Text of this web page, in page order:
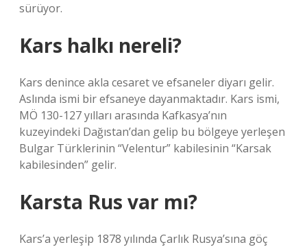
sürüyor.
Kars halkı nereli?
Kars denince akla cesaret ve efsaneler diyarı gelir.
Aslında ismi bir efsaneye dayanmaktadır. Kars ismi,
MÖ 130-127 yılları arasında Kafkasya’nın
kuzeyindeki Dağıstan’dan gelip bu bölgeye yerleşen
Bulgar Türklerinin “Velentur” kabilesinin “Karsak
kabilesinden” gelir.
Karsta Rus var mı?
Kars’a yerleşip 1878 yılında Çarlık Rusya’sına göç